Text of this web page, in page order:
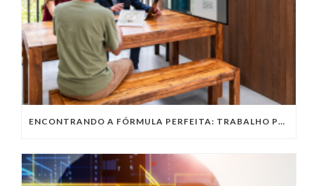
ENCONTRANDO A FÓRMULA PERFEITA: TRABALHO PRESENCIAL, HOME OFFICE OU TRABALHO HÍBRIDO?